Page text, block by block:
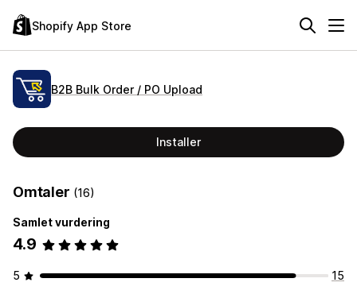
Shopify App Store
B2B Bulk Order / PO Upload
Installer
Omtaler (16)
Samlet vurdering
4.9
5
15